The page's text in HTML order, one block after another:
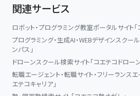
関連サービス
ロボット・プログラミング教室ポータルサイト「
プログラミング・生成AI・WEBデザインスクー
ンパス」
ドローンスクール検索サイト「コエテコドローン
転職エージェント・転職サイト・フリーランス
エテコキャリア」